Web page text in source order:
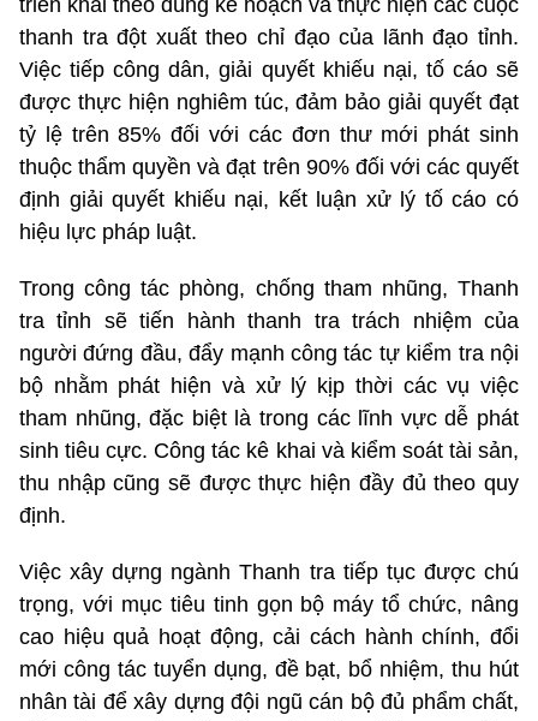
triển khai theo đúng kế hoạch và thực hiện các cuộc
thanh tra đột xuất theo chỉ đạo của lãnh đạo tỉnh.
Việc tiếp công dân, giải quyết khiếu nại, tố cáo sẽ
được thực hiện nghiêm túc, đảm bảo giải quyết đạt
tỷ lệ trên 85% đối với các đơn thư mới phát sinh
thuộc thẩm quyền và đạt trên 90% đối với các quyết
định giải quyết khiếu nại, kết luận xử lý tố cáo có
hiệu lực pháp luật.
Trong công tác phòng, chống tham nhũng, Thanh
tra tỉnh sẽ tiến hành thanh tra trách nhiệm của
người đứng đầu, đẩy mạnh công tác tự kiểm tra nội
bộ nhằm phát hiện và xử lý kịp thời các vụ việc
tham nhũng, đặc biệt là trong các lĩnh vực dễ phát
sinh tiêu cực. Công tác kê khai và kiểm soát tài sản,
thu nhập cũng sẽ được thực hiện đầy đủ theo quy
định.
Việc xây dựng ngành Thanh tra tiếp tục được chú
trọng, với mục tiêu tinh gọn bộ máy tổ chức, nâng
cao hiệu quả hoạt động, cải cách hành chính, đổi
mới công tác tuyển dụng, đề bạt, bổ nhiệm, thu hút
nhân tài để xây dựng đội ngũ cán bộ đủ phẩm chất,